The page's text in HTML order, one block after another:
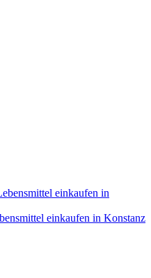
einkaufen in
einkaufen in Konstanz